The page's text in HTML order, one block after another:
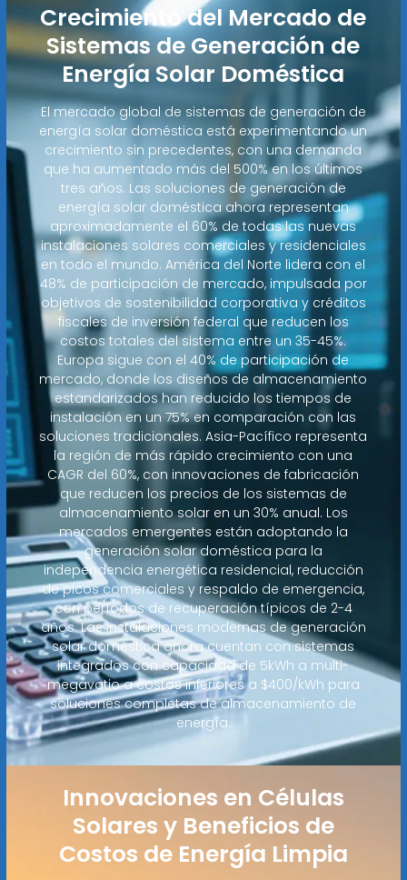
Crecimiento del Mercado de
Sistemas de Generación de
Energía Solar Doméstica
El mercado global de sistemas de generación de
energía solar doméstica está experimentando un
crecimiento sin precedentes, con una demanda
que ha aumentado más del 500% en los últimos
tres años. Las soluciones de generación de
energía solar doméstica ahora representan
aproximadamente el 60% de todas las nuevas
instalaciones solares comerciales y residenciales
en todo el mundo. América del Norte lidera con el
48% de participación de mercado, impulsada por
objetivos de sostenibilidad corporativa y créditos
fiscales de inversión federal que reducen los
costos totales del sistema entre un 35-45%.
Europa sigue con el 40% de participación de
mercado, donde los diseños de almacenamiento
estandarizados han reducido los tiempos de
instalación en un 75% en comparación con las
soluciones tradicionales. Asia-Pacífico representa
la región de más rápido crecimiento con una
CAGR del 60%, con innovaciones de fabricación
que reducen los precios de los sistemas de
almacenamiento solar en un 30% anual. Los
mercados emergentes están adoptando la
generación solar doméstica para la
independencia energética residencial, reducción
de picos comerciales y respaldo de emergencia,
con períodos de recuperación típicos de 2-4
años. Las instalaciones modernas de generación
solar doméstica ahora cuentan con sistemas
integrados con capacidad de 5kWh a multi-
megavatio a costos inferiores a $400/kWh para
soluciones completas de almacenamiento de
energía.
Innovaciones en Células
Solares y Beneficios de
Costos de Energía Limpia